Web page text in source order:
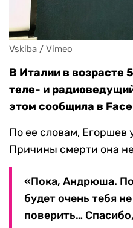
Vskiba / Vimeo
В Италии в возрасте
теле- и
этом сообщила в
По ее словам, Егоршев
Причины смерти она
«Пока, Андрюша.
будет очень тебя
поверить…